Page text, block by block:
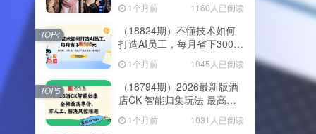
步打造虚拟歌手
1个月前 1160人已阅读
（18824期）不懂技术如何
打造AI员工，每月省下3000
个真实案例+开源提示
1个月前 1045人已阅读
TOP4
（18794期）2026最新版酒
店CK 智能归集玩法 最高单
解决风控难题
1个月前 1031人已阅读
TOP5